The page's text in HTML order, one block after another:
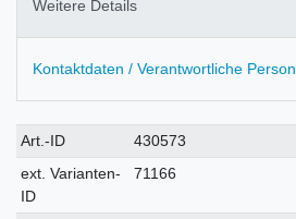
Weitere Details
Kontaktdaten / Verantwortliche Person
Technisches
Merkmal
Wert
Art.-ID
430573
ext. Varianten-
ID
71166